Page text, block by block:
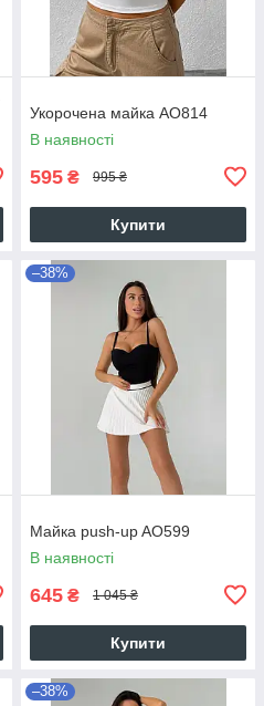
Укорочена майка AO814
В наявності
595 ₴ 995 ₴
Купити
–38%
Майка push-up AO599
В наявності
645 ₴ 1 045 ₴
Купити
–38%